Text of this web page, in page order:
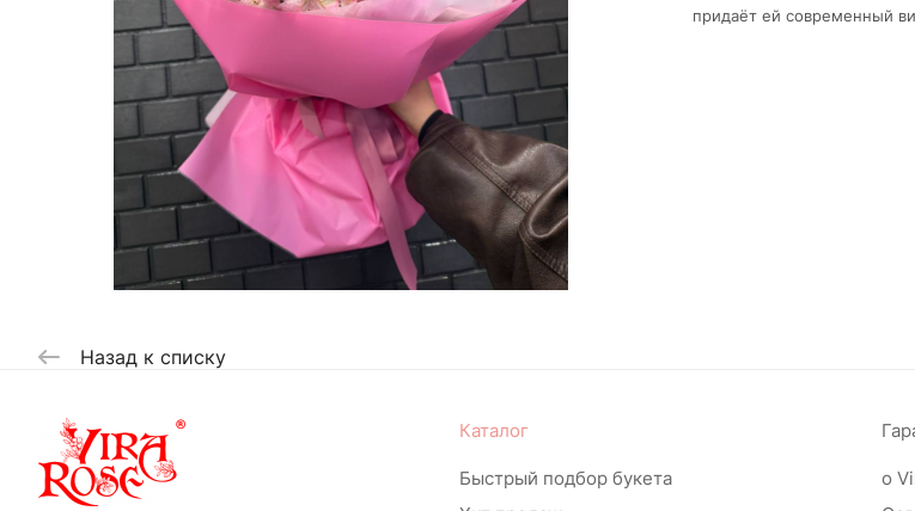
придаёт ей современный
Назад к списку
Каталог
Быстрый подбор букета
о